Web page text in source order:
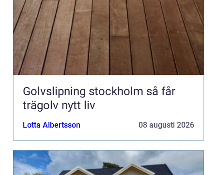
Golvslipning stockholm så får
trägolv nytt liv
Lotta Albertsson 08 augusti 2026